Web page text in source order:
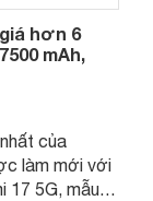
hơn 6
mAh,
của
làm mới với
17 5G, mẫu